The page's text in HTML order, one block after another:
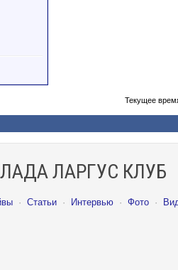
Текущее
ЛАРГУС КЛУБ
· Статьи · Интервью · Фото ·